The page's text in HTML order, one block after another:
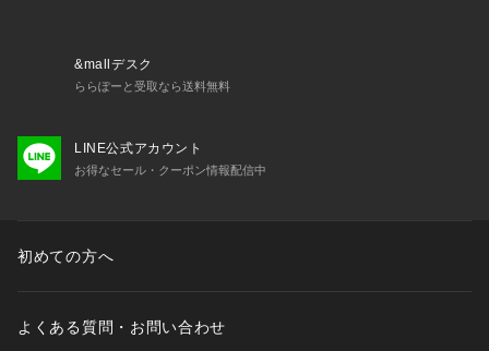
&mallデスク
ららぽーと受取なら送料無料
LINE公式アカウント
お得なセール・クーポン情報配信中
初めての方へ
よくある質問・お問い合わせ